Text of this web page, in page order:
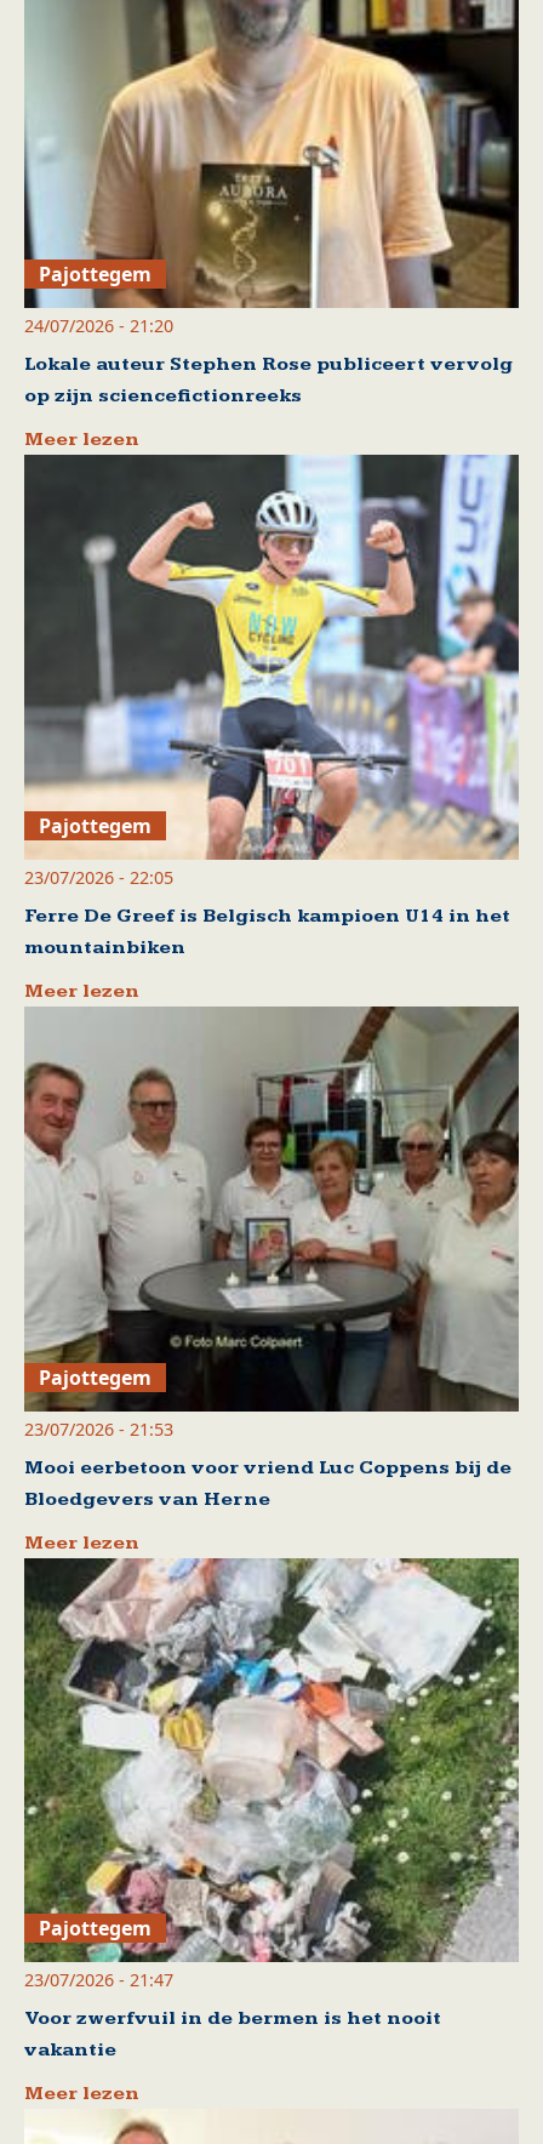
Pajottegem
24/07/2026 - 21:20
Lokale auteur Stephen Rose publiceert vervolg
op zijn sciencefictionreeks
Meer lezen
Pajottegem
23/07/2026 - 22:05
Ferre De Greef is Belgisch kampioen U14 in het
mountainbiken
Meer lezen
Pajottegem
23/07/2026 - 21:53
Mooi eerbetoon voor vriend Luc Coppens bij de
Bloedgevers van Herne
Meer lezen
Pajottegem
23/07/2026 - 21:47
Voor zwerfvuil in de bermen is het nooit
vakantie
Meer lezen